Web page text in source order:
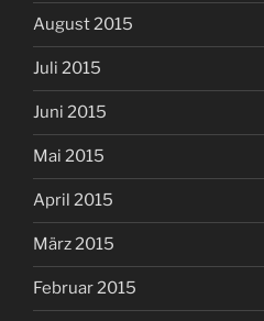
August 2015
Juli 2015
Juni 2015
Mai 2015
April 2015
März 2015
Februar 2015